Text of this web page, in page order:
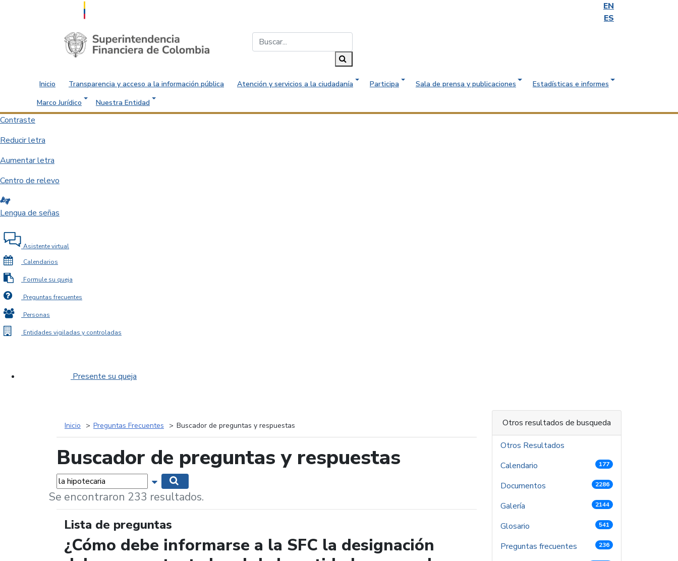
EN
ES
Saltar al contenido principal
Inicio Transparencia y acceso a la información pública Atención y servicios a la ciudadanía Participa Sala de prensa y publicaciones
Estadísticas e informes
Marco Jurídico
Nuestra Entidad
Contraste
Reducir letra
Aumentar letra
Centro de relevo
Lengua de señas
Asistente virtual
Calendarios
Formule su queja
Preguntas frecuentes
Personas
Entidades vigiladas y controladas
Presente su queja
Inicio Preguntas Frecuentes Buscador de preguntas y respuestas
Buscador de preguntas y respuestas
Palabras... Mostrar opciones de búsqueda
Se encontraron 233 resultados.
Lista de preguntas
¿Cómo debe informarse a la SFC la designación
Otros resultados de busqueda
Otros Resultados
Calendario
177
Documentos 2286
Galería 2144
Glosario 541
Preguntas frecuentes 236